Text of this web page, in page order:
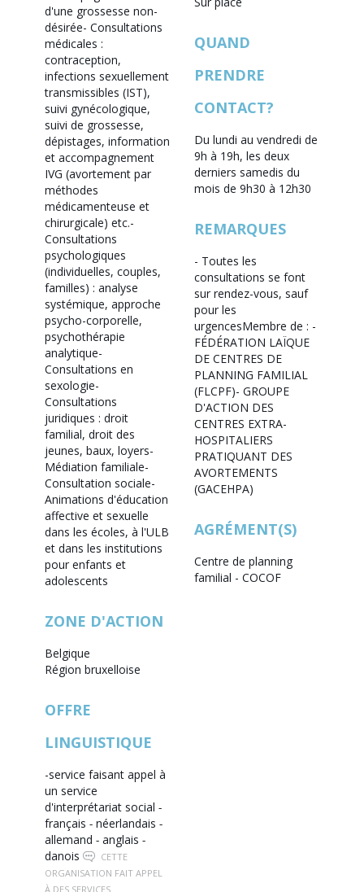
d'une grossesse non-
désirée- Consultations
médicales :
contraception,
infections sexuellement
transmissibles (IST),
suivi gynécologique,
suivi de grossesse,
dépistages, information
et accompagnement
IVG (avortement par
méthodes
médicamenteuse et
chirurgicale) etc.-
Consultations
psychologiques
(individuelles, couples,
familles) : analyse
systémique, approche
psycho-corporelle,
psychothérapie
analytique-
Consultations en
sexologie-
Consultations
juridiques : droit
familial, droit des
jeunes, baux, loyers-
Médiation familiale-
Consultation sociale-
Animations d'éducation
affective et sexuelle
dans les écoles, à l'ULB
et dans les institutions
pour enfants et
adolescents
ZONE D'ACTION
Belgique
Région bruxelloise
OFFRE
LINGUISTIQUE
-service faisant appel à
un service
d'interprétariat social -
français - néerlandais -
allemand - anglais -
danois
CETTE
ORGANISATION FAIT APPEL
À DES SERVICES
QUAND
PRENDRE
CONTACT?
Du lundi au vendredi de
9h à 19h, les deux
derniers samedis du
mois de 9h30 à 12h30
REMARQUES
- Toutes les
consultations se font
sur rendez-vous, sauf
pour les
urgencesMembre de : -
FÉDÉRATION LAÏQUE
DE CENTRES DE
PLANNING FAMILIAL
(FLCPF)- GROUPE
D'ACTION DES
CENTRES EXTRA-
HOSPITALIERS
PRATIQUANT DES
AVORTEMENTS
(GACEHPA)
AGRÉMENT(S)
Centre de planning
familial - COCOF